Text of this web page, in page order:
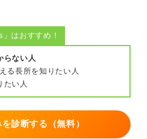
はおすすめ！
らない人
る長所を知りたい人
たい人
診断する（無料）